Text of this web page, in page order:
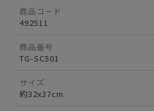
商品コード
492511
商品番号
TG-SC501
サイズ
約32x37cm